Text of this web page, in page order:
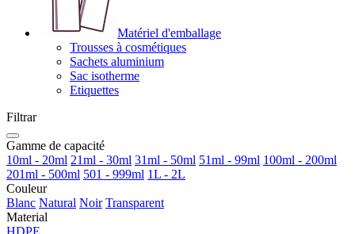
Matériel d'emballage
Trousses à cosmétiques
Sachets aluminium
Sac isotherme
Etiquettes
Filtrar
Gamme de capacité
10ml - 20ml 21ml - 30ml 31ml - 50ml 51ml - 99ml 100ml - 200ml
201ml - 500ml 501 - 999ml 1L - 2L
Couleur
Blanc Natural Noir Transparent
Material
HDPE